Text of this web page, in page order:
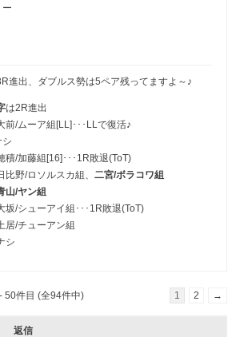
ー
進出、ダブルス勢は5ペア残ってますよ～♪
は2R進出
/ムーア組[LL]･･･LLで復活♪
/加藤組[16]･･･1R敗退(ToT)
野/ロソルスカ組、二宮/ボラコワ組
山/ヤン組
/シューアイ組･･･1R敗退(ToT)
/チューアン組
シ
50件目 (全94件中) 1 2 →
返信